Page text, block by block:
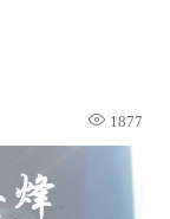
1877